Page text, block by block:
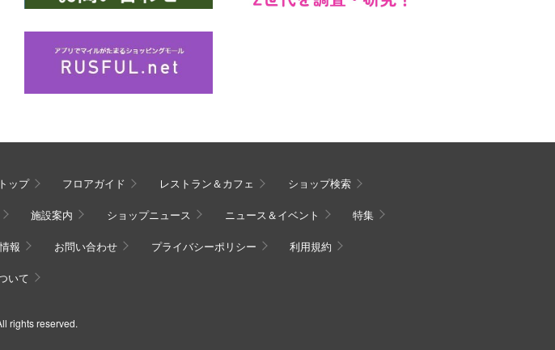
ップ フロアガイド レストラン＆カフェ ショップ検索
施設案内 ショップニュース ニュース＆イベント 特集
報 お問い合わせ プライバシーポリシー 利用規約
いて
rights reserved.